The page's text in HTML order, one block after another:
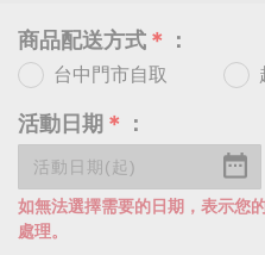
商品配送方式 ＊ ：
台中門市自取
活動日期 ＊ ：
如無法選擇需要的日期，表示您
處理。